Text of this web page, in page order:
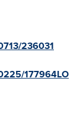
236031
177964LO